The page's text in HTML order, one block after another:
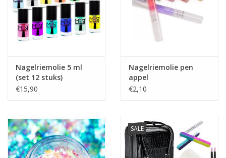
Nagelriemolie 5 ml
(set 12 stuks)
€15,90
Nagelriemolie pen
appel
€2,10
SALE